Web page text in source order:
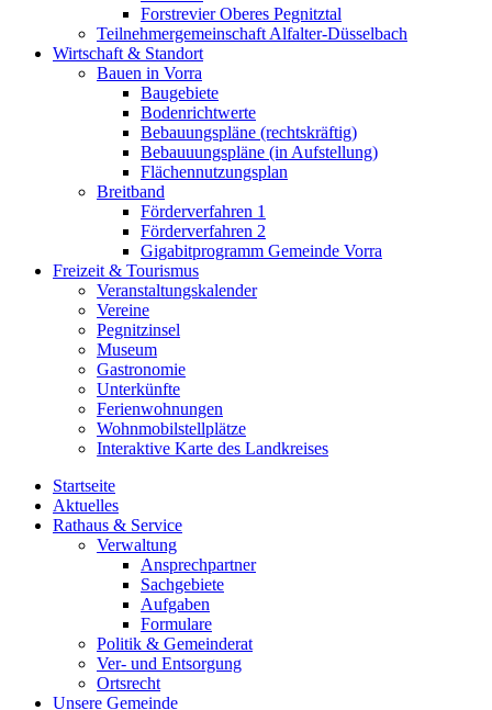
Forstrevier Oberes Pegnitztal
Teilnehmergemeinschaft Alfalter-Düsselbach
Wirtschaft & Standort
Bauen in Vorra
Baugebiete
Bodenrichtwerte
Bebauungspläne (rechtskräftig)
Bebauuungspläne (in Aufstellung)
Flächennutzungsplan
Breitband
Förderverfahren 1
Förderverfahren 2
Gigabitprogramm Gemeinde Vorra
Freizeit & Tourismus
Veranstaltungskalender
Vereine
Pegnitzinsel
Museum
Gastronomie
Unterkünfte
Ferienwohnungen
Wohnmobilstellplätze
Interaktive Karte des Landkreises
Startseite
Aktuelles
Rathaus & Service
Verwaltung
Ansprechpartner
Sachgebiete
Aufgaben
Formulare
Politik & Gemeinderat
Ver- und Entsorgung
Ortsrecht
Unsere Gemeinde